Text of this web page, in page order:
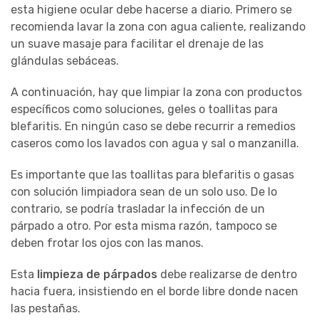
esta higiene ocular debe hacerse a diario. Primero se
recomienda lavar la zona con agua caliente, realizando
un suave masaje para facilitar el drenaje de las
glándulas sebáceas.
A continuación, hay que limpiar la zona con productos
específicos como soluciones, geles o toallitas para
blefaritis. En ningún caso se debe recurrir a remedios
caseros como los lavados con agua y sal o manzanilla.
Es importante que las toallitas para blefaritis o gasas
con solución limpiadora sean de un solo uso. De lo
contrario, se podría trasladar la infección de un
párpado a otro. Por esta misma razón, tampoco se
deben frotar los ojos con las manos.
Esta limpieza de párpados debe realizarse de dentro
hacia fuera, insistiendo en el borde libre donde nacen
las pestañas.